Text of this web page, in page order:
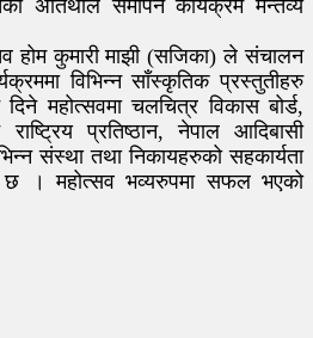
अतिथीले समापन कार्यक्रम मन्तव्य
होम कुमारी माझी (सजिका) ले संचालन
विभिन्न साँस्कृतिक प्रस्तुतीहरु
महोत्सवमा चलचित्र विकास बोर्ड,
प्रतिष्ठान, नेपाल आदिबासी
संस्था तथा निकायहरुको सहकार्यता
। महोत्सव भव्यरुपमा सफल भएको